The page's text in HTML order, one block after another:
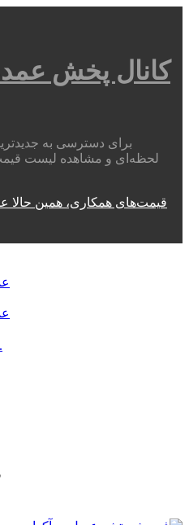
کانال پخش
برای دسترسی به
لحظه‌ای و مشاهده لیست
قیمت‌های همکاری، همین حالا
برای محصولات بیشتر کلیک کنید.